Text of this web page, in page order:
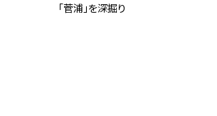
「菅浦」を深掘り